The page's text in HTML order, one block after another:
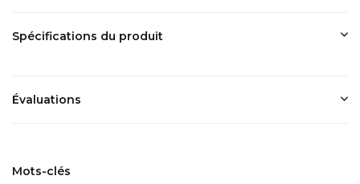
Spécifications du produit
Évaluations
Mots-clés